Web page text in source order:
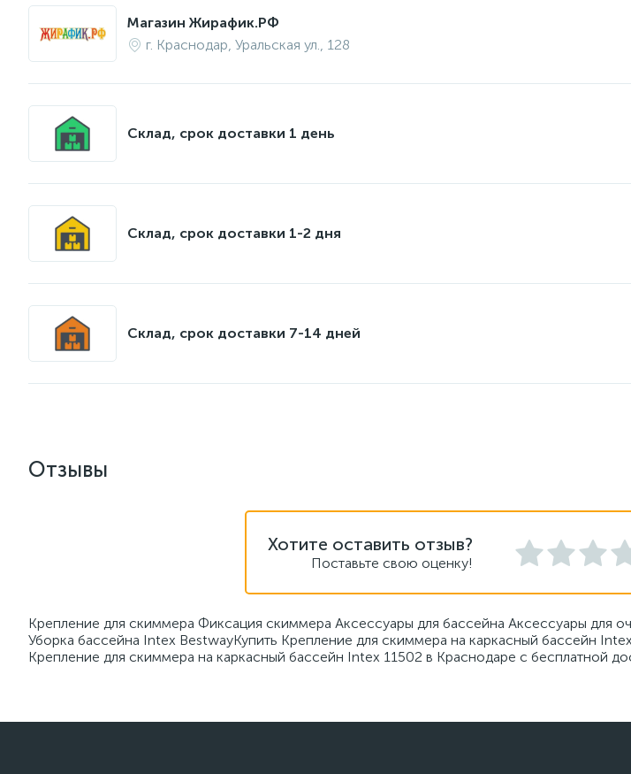
Магазин Жирафик.РФ
г. Краснодар, Уральская ул., 128
Склад, срок доставки 1 день
Склад, срок доставки 1-2 дня
Склад, срок доставки 7-14 дней
Отзывы
Хотите оставить отзыв?
Поставьте свою оценку!
Крепление для скиммера Фиксация скиммера Аксессуары для бассейна Аксессуары для
Уборка бассейна Intex BestwayКупить Крепление для скиммера на каркасный бассейн
Крепление для скиммера на каркасный бассейн Intex 11502 в Краснодаре с бесплатной